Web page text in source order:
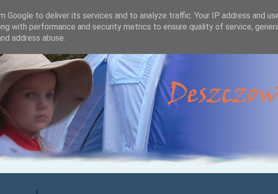
Google to deliver its services and to analyze traffic. Your IP address and
with performance and security metrics to ensure quality of service,
address abuse.